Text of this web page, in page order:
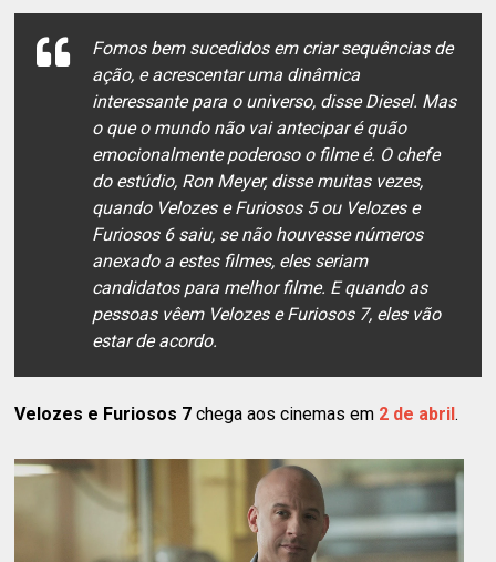
Fomos bem sucedidos em criar sequências de
ação, e acrescentar uma dinâmica
interessante para o universo, disse Diesel. Mas
o que o mundo não vai antecipar é quão
emocionalmente poderoso o filme é. O chefe
do estúdio, Ron Meyer, disse muitas vezes,
quando Velozes e Furiosos 5 ou Velozes e
Furiosos 6 saiu, se não houvesse números
anexado a estes filmes, eles seriam
candidatos para melhor filme. E quando as
pessoas vêem Velozes e Furiosos 7, eles vão
estar de acordo.
Velozes e Furiosos 7 chega aos cinemas em 2 de abril.